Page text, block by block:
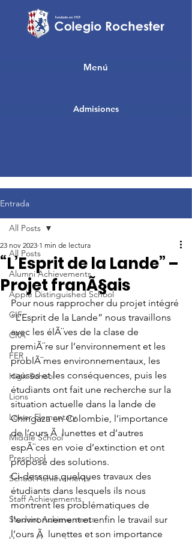
Admisiones
Menú
Entrada
All Posts
Alumni Achievements
Apple Distinguished School
CIF
CRA
FER
High School
Lions
Lower Elementary
Middle School
Preschool
School Achievements
Staff Achievements
Student Achievements
All Posts
“L’Esprit de la Lande” –
Projet franÃ§ais
23 nov 2023 1 min de lectura
Pour nous rapprocher du projet intégré
“L’Esprit de la Lande” nous travaillons
avec les élÃ¨ves de la clase de
premiÃ¨re sur l’environnement et les
problÃ¨mes environnementaux, les
causes et les conséquences, puis les
étudiants ont fait une recherche sur la
situation actuelle dans la lande de
Chingaza en Colombie, l’importance
de l’ours Ã  lunettes et d’autres
espÃ¨ces en voie d’extinction et ont
proposé des solutions.
Ci-dessous quelques travaux des
étudiants dans lesquels ils nous
montrent les problématiques de
l’environnement et enfin le travail sur
l’ours Ã  lunettes et son importance